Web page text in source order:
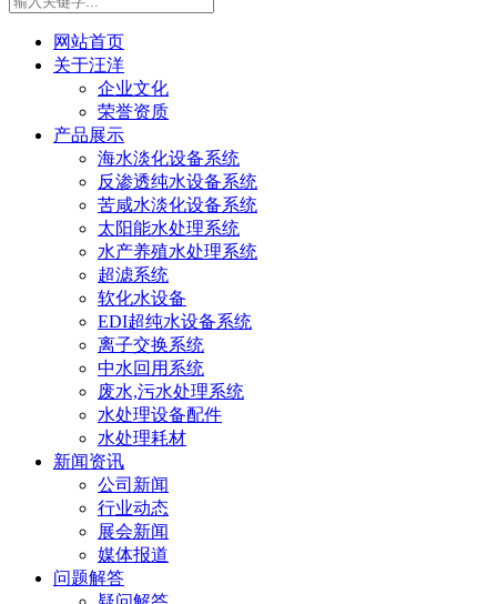
网站首页
关于汪洋
企业文化
荣誉资质
产品展示
海水淡化设备系统
反渗透纯水设备系统
苦咸水淡化设备系统
太阳能水处理系统
水产养殖水处理系统
超滤系统
软化水设备
EDI超纯水设备系统
离子交换系统
中水回用系统
废水,污水处理系统
水处理设备配件
水处理耗材
新闻资讯
公司新闻
行业动态
展会新闻
媒体报道
问题解答